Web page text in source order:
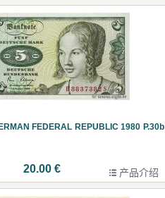
FEDERAL REPUBLIC 1980 P.30b
20.00 € 产品介绍